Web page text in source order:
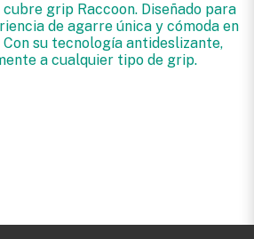
grip Raccoon. Diseñado para
de agarre única y cómoda en
su tecnología antideslizante,
a cualquier tipo de grip.